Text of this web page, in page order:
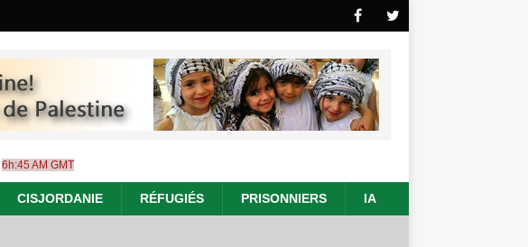
6h:45 AM GMT
CISJORDANIE RÉFUGIÉS PRISONNIERS IA